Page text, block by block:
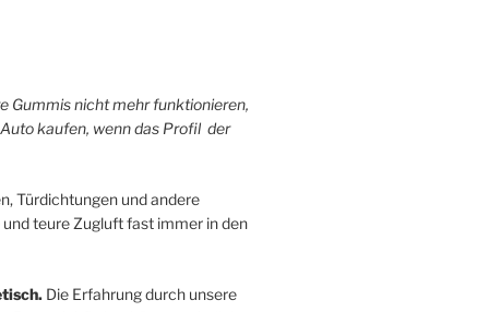
Gummis nicht mehr funktionieren,
kaufen, wenn das Profil der
Türdichtungen und andere
teure Zugluft fast immer in den
Die Erfahrung durch unsere